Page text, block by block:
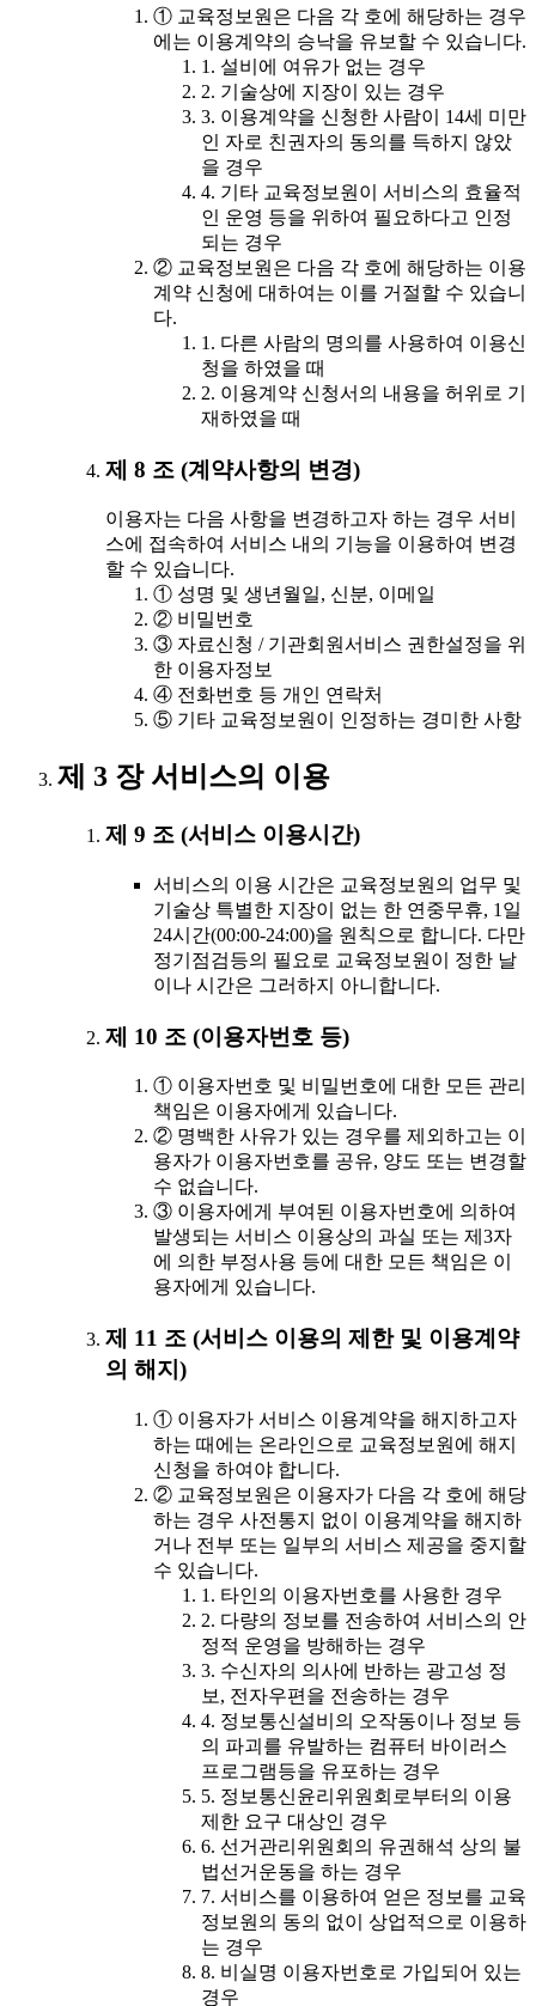
① 교육정보원은 다음 각 호에 해당하는 경우
에는 이용계약의 승낙을 유보할 수 있습니다.
1. 설비에 여유가 없는 경우
2. 기술상에 지장이 있는 경우
3. 이용계약을 신청한 사람이 14세 미만
인 자로 친권자의 동의를 득하지 않았
을 경우
4. 기타 교육정보원이 서비스의 효율적
인 운영 등을 위하여 필요하다고 인정
되는 경우
② 교육정보원은 다음 각 호에 해당하는 이용
계약 신청에 대하여는 이를 거절할 수 있습니
다.
1. 다른 사람의 명의를 사용하여 이용신
청을 하였을 때
2. 이용계약 신청서의 내용을 허위로 기
재하였을 때
제 8 조 (계약사항의 변경)
이용자는 다음 사항을 변경하고자 하는 경우 서비
스에 접속하여 서비스 내의 기능을 이용하여 변경
할 수 있습니다.
① 성명 및 생년월일, 신분, 이메일
② 비밀번호
③ 자료신청 / 기관회원서비스 권한설정을 위
한 이용자정보
④ 전화번호 등 개인 연락처
⑤ 기타 교육정보원이 인정하는 경미한 사항
제 3 장 서비스의 이용
제 9 조 (서비스 이용시간)
서비스의 이용 시간은 교육정보원의 업무 및
기술상 특별한 지장이 없는 한 연중무휴, 1일
24시간(00:00-24:00)을 원칙으로 합니다. 다만
정기점검등의 필요로 교육정보원이 정한 날
이나 시간은 그러하지 아니합니다.
제 10 조 (이용자번호 등)
① 이용자번호 및 비밀번호에 대한 모든 관리
책임은 이용자에게 있습니다.
② 명백한 사유가 있는 경우를 제외하고는 이
용자가 이용자번호를 공유, 양도 또는 변경할
수 없습니다.
③ 이용자에게 부여된 이용자번호에 의하여
발생되는 서비스 이용상의 과실 또는 제3자
에 의한 부정사용 등에 대한 모든 책임은 이
용자에게 있습니다.
제 11 조 (서비스 이용의 제한 및 이용계약
의 해지)
① 이용자가 서비스 이용계약을 해지하고자
하는 때에는 온라인으로 교육정보원에 해지
신청을 하여야 합니다.
② 교육정보원은 이용자가 다음 각 호에 해당
하는 경우 사전통지 없이 이용계약을 해지하
거나 전부 또는 일부의 서비스 제공을 중지할
수 있습니다.
1. 타인의 이용자번호를 사용한 경우
2. 다량의 정보를 전송하여 서비스의 안
정적 운영을 방해하는 경우
3. 수신자의 의사에 반하는 광고성 정
보, 전자우편을 전송하는 경우
4. 정보통신설비의 오작동이나 정보 등
의 파괴를 유발하는 컴퓨터 바이러스
프로그램등을 유포하는 경우
5. 정보통신윤리위원회로부터의 이용
제한 요구 대상인 경우
6. 선거관리위원회의 유권해석 상의 불
법선거운동을 하는 경우
7. 서비스를 이용하여 얻은 정보를 교육
정보원의 동의 없이 상업적으로 이용하
는 경우
8. 비실명 이용자번호로 가입되어 있는
경우